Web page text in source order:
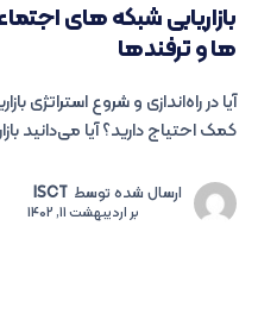
ها و ترفندها
آیا در راه‌اندازی و شروع استراتژی
کمک احتیاج دارید؟ آیا می‌دانید
ارسال شده توسط ISCT
براردیبهشت 11, 1402